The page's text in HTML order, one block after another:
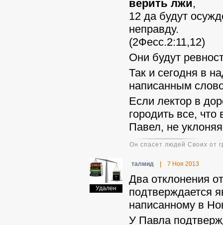
верить лжи,
12 да будут
неправду.
(2Фесс.2:11,12)
Они будут
Так и сегодня в
написанным
Если лектор в
городить все,
Павел, не
Он спасет людей Своих от
Удален
талмид 7 Ноя 2013
Два отклонения
подтверждается
написанному в
У Павла